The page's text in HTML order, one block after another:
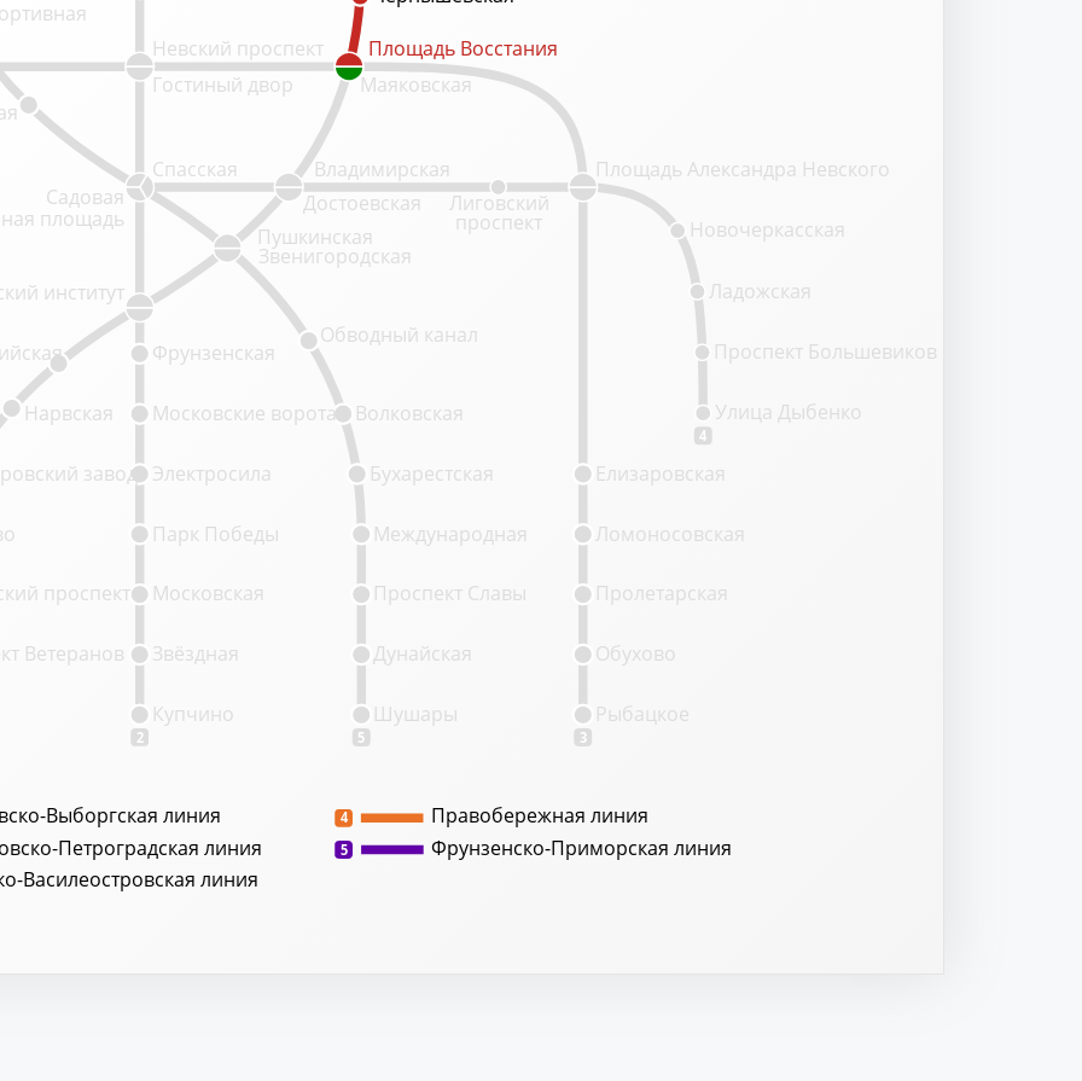
Выборгская линия
Петроградская линия
Василеостровская линия
Правобережная линия
4
Фрунзенско-Приморская линия
5
2 5 3
4
Ветеранов
Московские ворота Волковская
Обводный канал
Бухарестская
Международная
Достоевская
Владимирская
Лиговский
проспект
Спасская
Садовая
площадь
Звенигородская
Пушкинская
проспект
завод
Нарвская
институт
Купчино
Звёздная
Московская
Фрунзенская
Парк Победы
Электросила
Невский проспект
Гостиный двор Маяковская
Площадь Восстания
Площадь Александра Невского
Новочеркасская
Ладожская
Проспект Большевиков
Улица Дыбенко
Рыбацкое
Обухово
Пролетарская
Ломоносовская
Елизаровская
Проспект Славы
Дунайская
Шушары
Площадь Восстания